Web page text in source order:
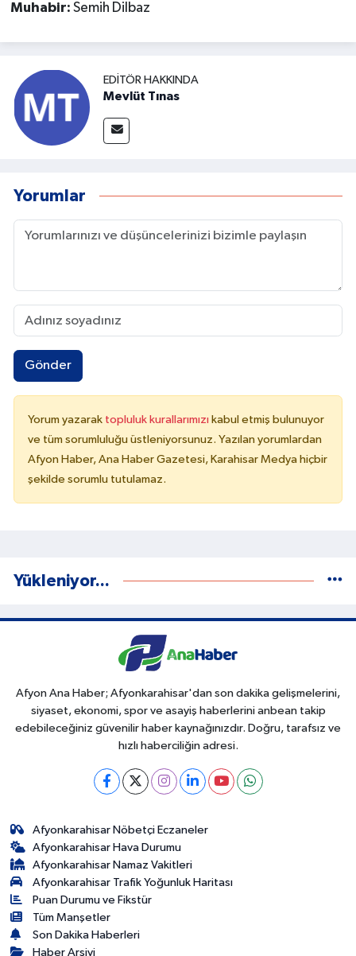
Muhabir: Semih Dilbaz
EDITÖR HAKKINDA
Mevlüt Tınas
Yorumlar
Gönder
Yorum yazarak topluluk kurallarımızı kabul etmiş bulunuyor
ve tüm sorumluluğu üstleniyorsunuz. Yazılan yorumlardan
Afyon Haber, Ana Haber Gazetesi, Karahisar Medya hiçbir
şekilde sorumlu tutulamaz.
Yükleniyor...
Afyon Ana Haber; Afyonkarahisar'dan son dakika gelişmelerini,
siyaset, ekonomi, spor ve asayiş haberlerini anbean takip
edebileceğiniz güvenilir haber kaynağınızdır. Doğru, tarafsız ve
hızlı haberciliğin adresi.
Afyonkarahisar Nöbetçi Eczaneler
Afyonkarahisar Hava Durumu
Afyonkarahisar Namaz Vakitleri
Afyonkarahisar Trafik Yoğunluk Haritası
Puan Durumu ve Fikstür
Tüm Manşetler
Son Dakika Haberleri
Haber Arşivi